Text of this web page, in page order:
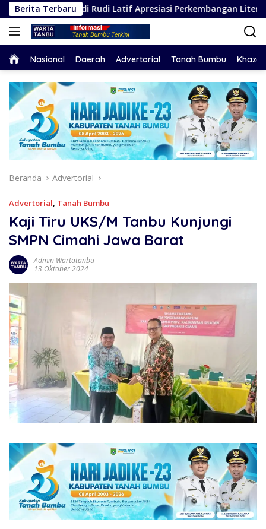
Langsung
ke
konten
Berita Terbaru
Rudi Latif Apresiasi Perkembangan Literasi di Bumi
HomeNasional Daerah Advertorial Tanah Bumbu
Beranda Advertorial
Advertorial, Tanah Bumbu
Kaji Tiru UKS/M Tanbu Kunjungi
SMPN Cimahi Jawa Barat
Admin Wartatanbu
13 Oktober 2024